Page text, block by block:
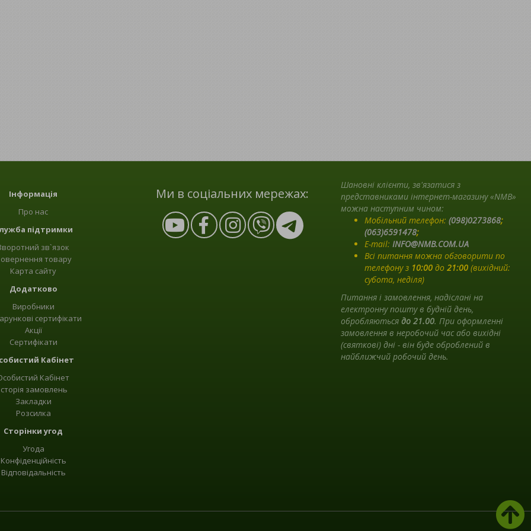
Інформація
Про нас
підтримки
зв`язок
товару
Карта сайту
Додатково
Виробники
сертифікати
Акції
Сертифікати
Кабінет
Кабінет
замовлень
Закладки
Розсилка
Сторінки угод
Угода
Конфіденційність
Відповідальність
Ми в соціальних мережах:
Шановні клієнти, зв'язатися з
представниками інтернет-магазину «NMB»
можна наступним чином:
Мобільний телефон: (098)0273868;
(063)6591478;
E-mail: INFO@NMB.COM.UA
Всі питання можна обговорити по
телефону з 10:00 до 21:00 (вихідний:
субота, неділя)
Питання і замовлення, надіслані на
електронну пошту в будній день,
обробляються до 21.00. При оформленні
замовлення в неробочий час або вихідні
(святкові) дні - він буде оброблений в
найближчий робочий день.